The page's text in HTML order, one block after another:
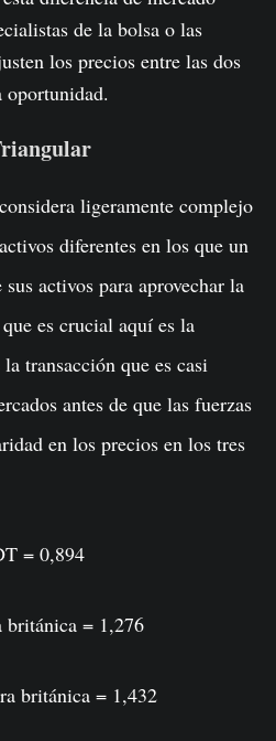
de la bolsa o las
los precios entre las dos
oportunidad.
ligeramente complejo
diferentes en los que un
activos para aprovechar la
es crucial aquí es la
transacción que es casi
antes de que las fuerzas
en los precios en los tres
= 0,894
= 1,276
británica = 1,432